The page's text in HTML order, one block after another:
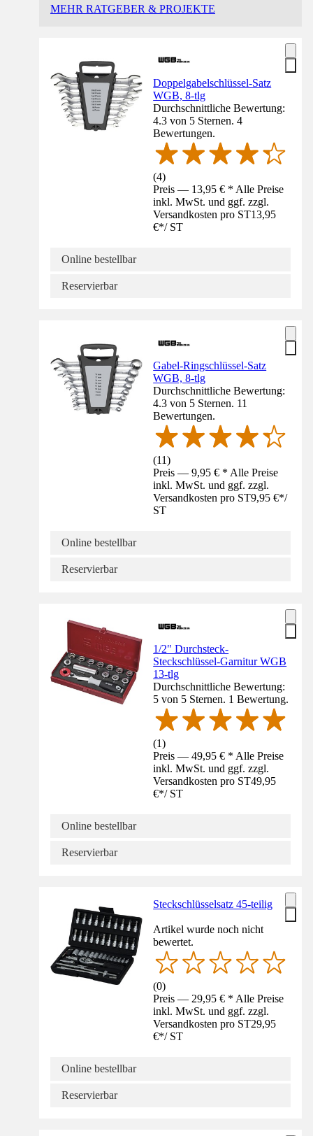
MEHR RATGEBER & PROJEKTE
Doppelgabelschlüssel-Satz
WGB, 8-tlg
Durchschnittliche Bewertung:
4.3 von 5 Sternen. 4
Bewertungen.
(4)
Preis — 13,95 € * Alle Preise
inkl. MwSt. und ggf. zzgl.
Versandkosten pro ST13,95
€*/ ST
Online bestellbar
Reservierbar
Gabel-Ringschlüssel-Satz
WGB, 8-tlg
Durchschnittliche Bewertung:
4.3 von 5 Sternen. 11
Bewertungen.
(11)
Preis — 9,95 € * Alle Preise
inkl. MwSt. und ggf. zzgl.
Versandkosten pro ST9,95 €*/
ST
Online bestellbar
Reservierbar
1/2" Durchsteck-
Steckschlüssel-Garnitur WGB
13-tlg
Durchschnittliche Bewertung:
5 von 5 Sternen. 1 Bewertung.
(1)
Preis — 49,95 € * Alle Preise
inkl. MwSt. und ggf. zzgl.
Versandkosten pro ST49,95
€*/ ST
Online bestellbar
Reservierbar
Steckschlüsselsatz 45-teilig
Artikel wurde noch nicht
bewertet.
(0)
Preis — 29,95 € * Alle Preise
inkl. MwSt. und ggf. zzgl.
Versandkosten pro ST29,95
€*/ ST
Online bestellbar
Reservierbar